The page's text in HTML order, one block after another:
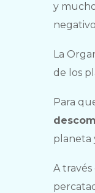
y
La
de los
Para
planeta
A